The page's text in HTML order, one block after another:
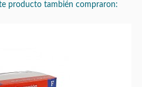
producto también compraron: